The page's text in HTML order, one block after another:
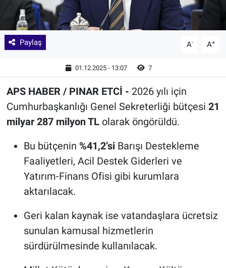
Paylaş A- A+
01.12.2025 - 13:07 7
APS HABER / PINAR ETCİ - 2026 yılı için
Cumhurbaşkanlığı Genel Sekreterliği bütçesi 21
milyar 287 milyon TLolarak öngörüldü.
Bu bütçenin %41,2’siBarışı Destekleme
Faaliyetleri, Acil Destek Giderleri ve
Yatırım-Finans Ofisi gibi kurumlara
aktarılacak.
Geri kalan kaynak ise vatandaşlara ücretsiz
sunulan kamusal hizmetlerin
sürdürülmesinde kullanılacak.